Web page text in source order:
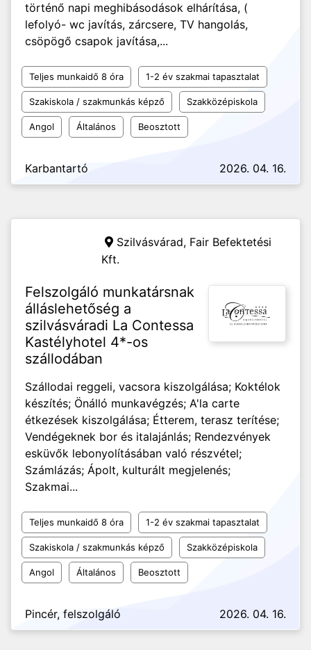
történő napi meghibásodások elhárítása, (
lefolyó- wc javítás, zárcsere, TV hangolás,
csöpögő csapok javítása,...
Teljes munkaidő 8 óra 1-2 év szakmai tapasztalat
Szakiskola / szakmunkás képző Szakközépiskola
Angol Általános Beosztott
Karbantartó 2026. 04. 16.
Szilvásvárad, Fair Befektetési
Kft.
Felszolgáló munkatársnak
álláslehetőség a
szilvásváradi La Contessa
Kastélyhotel 4*-os
szállodában
Szállodai reggeli, vacsora kiszolgálása; Koktélok
készítés; Önálló munkavégzés; A'la carte
étkezések kiszolgálása; Étterem, terasz terítése;
Vendégeknek bor és italajánlás; Rendezvények
esküvők lebonyolításában való részvétel;
Számlázás; Ápolt, kulturált megjelenés;
Szakmai...
Teljes munkaidő 8 óra 1-2 év szakmai tapasztalat
Szakiskola / szakmunkás képző Szakközépiskola
Angol Általános Beosztott
Pincér, felszolgáló 2026. 04. 16.